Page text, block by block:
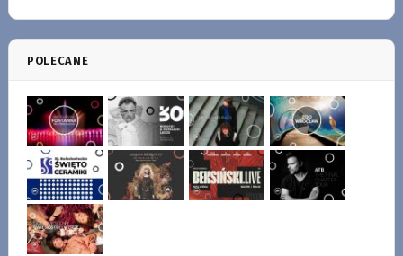
POLECANE